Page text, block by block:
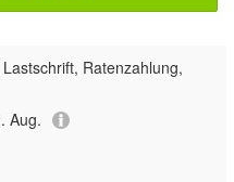
Ratenzahlung,
Aug.